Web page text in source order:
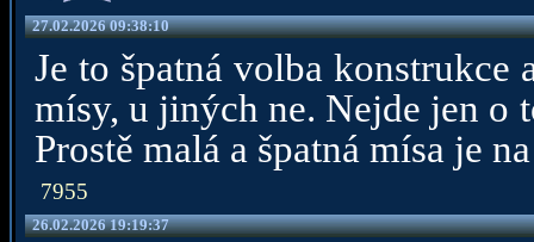
27.02.2026 09:38:10
Je to špatná volba
mísy, u jiných ne. Nejde jen o
Prostě malá a špatná mísa je
7955
26.02.2026 19:19:37